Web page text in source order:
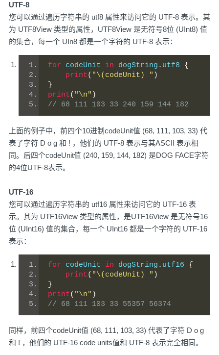
UTF-8
您可以通过遍历字符串的 utf8 属性来访问它的 UTF-8 表示。其
为 UTF8View 类型的属性，UTF8View 是无符号8位 (UInt8) 值
的集合，每一个 UIn8 都是一个字符的 UTF-8 表示：
for codeUnit in dogString . utf8 {
print( "\(codeUnit) " )
}
print( "\n" )
// 68 111 103 33 240 159 144 182
上面的例子中，前四个10进制codeUnit值 (68, 111, 103, 33) 代
表了字符 D o g 和 ! ，他们的 UTF-8 表示与其ASCII 表示相
同。后四个codeUnit值 (240, 159, 144, 182) 是DOG FACE字符
的4位UTF-8表示。
UTF-16
您可以通过遍历字符串的 utf16 属性来访问它的 UTF-16 表
示。其为 UTF16View 类型的属性，是UTF16View 是无符号16
位 (UInt16) 值的集合，每一个 UInt16 都是一个字符的 UTF-16
表示：
for codeUnit in dogString . utf16 {
print( "\(codeUnit) " )
}
print( "\n" )
// 68 111 103 33 55357 56374
同样，前四个codeUnit值 (68, 111, 103, 33) 代表了字符 D o g
和 ! ，他们的 UTF-16 code units值和 UTF-8 表示完全相同。